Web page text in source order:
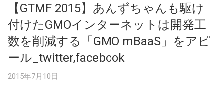
【GTMF 2015】あんずちゃんも駆け
付けたGMOインターネットは開発工
数を削減する「GMO mBaaS」をアピ
ール_twitter,facebook
2015年7月10日